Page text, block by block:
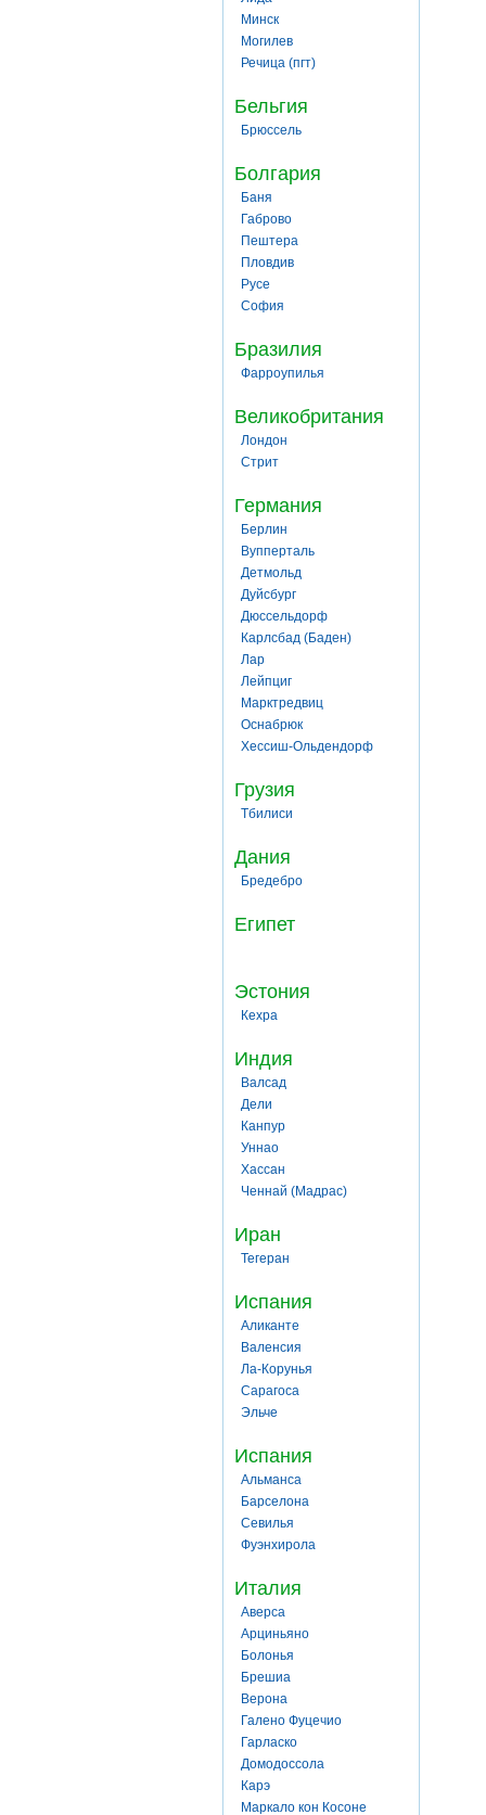
Минск
Могилев
Речица (пгт)
Бельгия
Брюссель
Болгария
Баня
Габрово
Пештера
Пловдив
Русе
София
Бразилия
Фарроупилья
Великобритания
Лондон
Стрит
Германия
Берлин
Вупперталь
Детмольд
Дуйсбург
Дюссельдорф
Карлсбад (Баден)
Лар
Лейпциг
Марктредвиц
Оснабрюк
Хессиш-Ольдендорф
Грузия
Тбилиси
Дания
Бредебро
Египет
Эстония
Кехра
Индия
Валсад
Дели
Канпур
Уннао
Хассан
Ченнай (Мадрас)
Иран
Тегеран
Испания
Аликанте
Валенсия
Ла-Корунья
Сарагоса
Эльче
Испания
Альманса
Барселона
Севилья
Фуэнхирола
Италия
Аверса
Арциньяно
Болонья
Брешиа
Верона
Галено Фуцечио
Гарласко
Домодоссола
Карэ
Маркало кон Косоне